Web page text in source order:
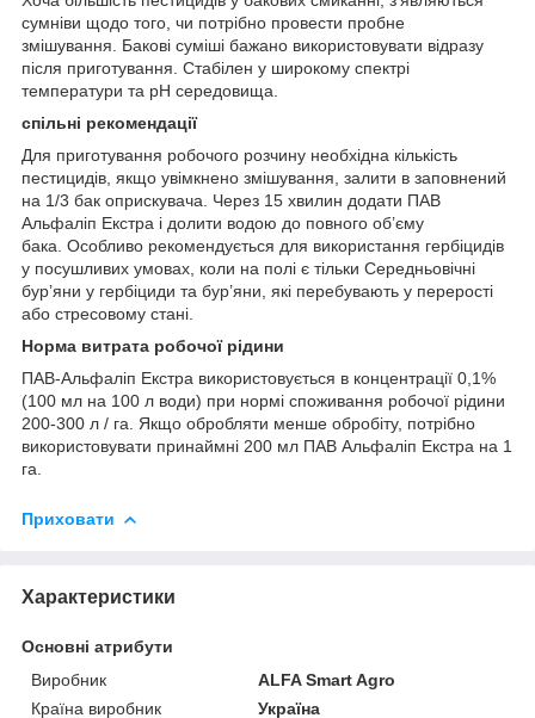
сумніви щодо того, чи потрібно провести пробне
змішування. Бакові суміші бажано використовувати відразу
після приготування. Стабілен у широкому спектрі
температури та рН середовища.
спільні рекомендації
Для приготування робочого розчину необхідна кількість
пестицидів, якщо увімкнено змішування, залити в заповнений
на 1/3 бак оприскувача. Через 15 хвилин додати ПАВ
Альфаліп Екстра і долити водою до повного об’єму
бака. Особливо рекомендується для використання гербіцидів
у посушливих умовах, коли на полі є тільки Середньовічні
бур’яни у гербіциди та бур’яни, які перебувають у перерості
або стресовому стані.
Норма витрата робочої рідини
ПАВ-Альфаліп Екстра використовується в концентрації 0,1%
(100 мл на 100 л води) при нормі споживання робочої рідини
200-300 л / га. Якщо обробляти менше обробіту, потрібно
використовувати принаймні 200 мл ПАВ Альфаліп Екстра на 1
га.
Приховати
Характеристики
Основні атрибути
Виробник
ALFA Smart Agro
Країна виробник
Україна